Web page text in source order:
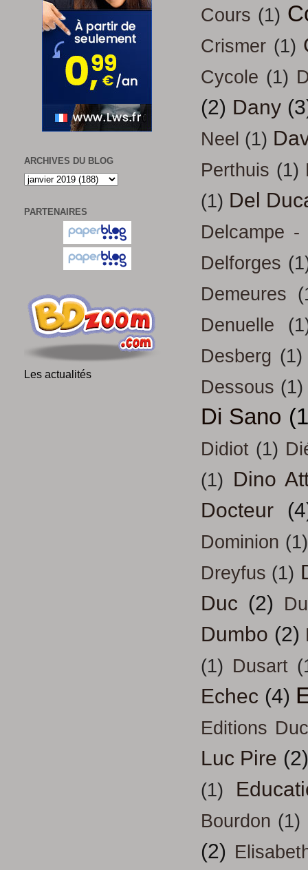
Cours (1)
Crismer (1)
Cycole (1)
(2) Dany
Neel (1)
Perthuis (1)
(1) Del
Delcampe -
Delforges
Demeures
Denuelle
Desberg (1)
Dessous (1)
Di Sano
Didiot (1)
(1) Dino
Docteur
Dominion (1)
Dreyfus (1)
Duc (2)
Dumbo (2)
(1) Dusart
Echec (4)
Editions
Luc Pire (2)
(1)
Bourdon (1)
(2)
ARCHIVES DU BLOG
PARTENAIRES
Les actualités